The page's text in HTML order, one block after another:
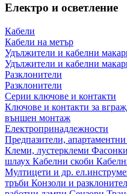
Електро и осветление
Кабели
Кабели на метър
Удължители и кабелни
Удължители и кабелни
Разклонители
Разклонители
Серии ключове и контакти
Ключове и контакти за
външен монтаж
Електропринадлежности
Предпазители, апартаментни
Клеми, лустерклеми Фасонки
шлаух Кабелни скоби
Мултицети и др.
тръби Конзоли и